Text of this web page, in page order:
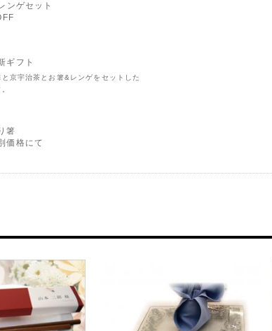
ゲセット
ギフト
京宇治茶とお箸&レンゲをセットした
箸
価格にて
ト